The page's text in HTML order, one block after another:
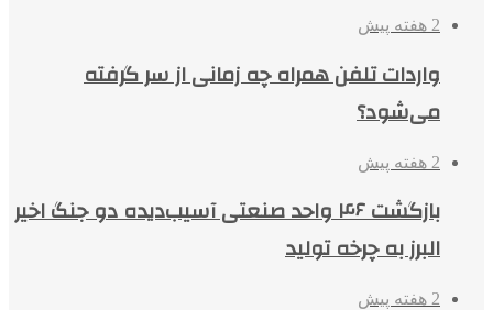
2 هفته پیش
واردات تلفن همراه چه زمانی از سر گرفته
می‌شود؟
2 هفته پیش
بازگشت ۴۶ واحد صنعتی آسیب‌دیده دو جنگ اخیر
البرز به چرخه تولید
2 هفته پیش